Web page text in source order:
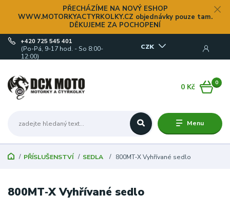
PŘECHÁZÍME NA NOVÝ ESHOP
WWW.MOTORKYACTYRKOLKY.CZ objednávky pouze tam.
DĚKUJEME ZA POCHOPENÍ
Menu
CZK
+420 725 545 401
(Po-Pá, 9-17 hod. - So 8:00-
12:00)
0
0 Kč
PŘÍSLUŠENSTVÍ SEDLA 800MT‑X Vyhřívané sedlo
800MT‑X Vyhřívané sedlo